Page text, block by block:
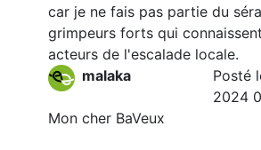
car je ne fais pas partie du
grimpeurs forts qui
acteurs de l'escalade locale.
malaka
Posté
2024
Mon cher BaVeux